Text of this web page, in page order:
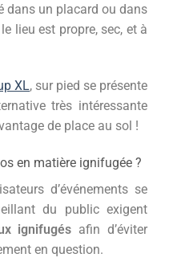
dans un placard ou dans
lieu est propre, sec, et à
XL, sur pied se présente
très intéressante
de place au sol !
en matière ignifugée ?
d’événements se
du public exigent
ignifugés afin d’éviter
en question.